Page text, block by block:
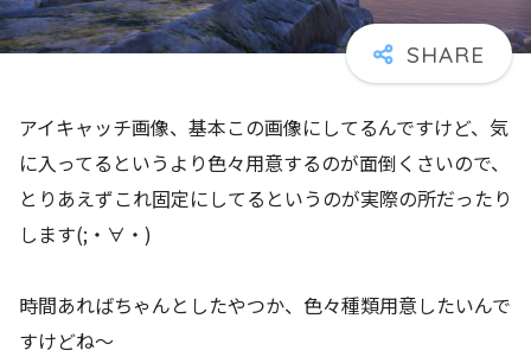
アイキャッチ画像、基本この画像にしてるんですけど、気
に入ってるというより色々用意するのが面倒くさいので、
とりあえずこれ固定にしてるというのが実際の所だったり
します(;・∀・)
時間あればちゃんとしたやつか、色々種類用意したいんで
すけどね～